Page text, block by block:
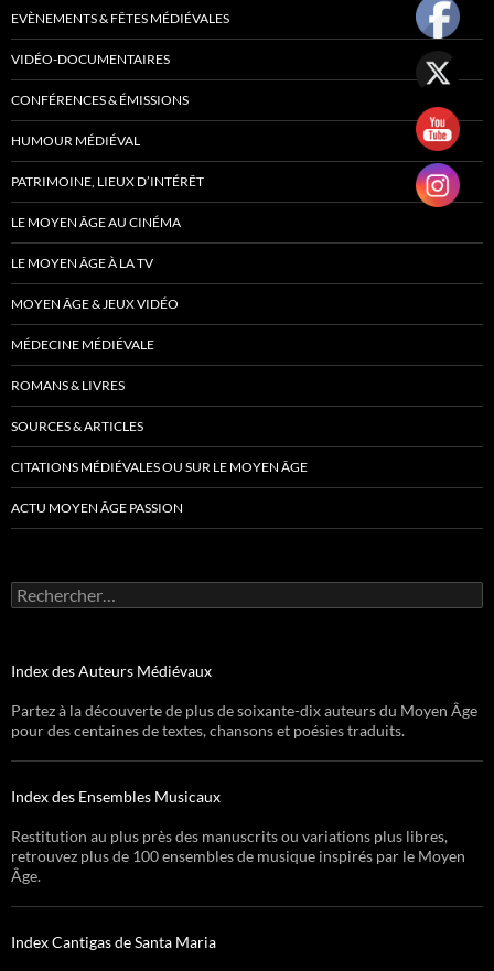
EVÈNEMENTS & FÊTES MÉDIÉVALES
VIDÉO-DOCUMENTAIRES
CONFÉRENCES & ÉMISSIONS
HUMOUR MÉDIÉVAL
PATRIMOINE, LIEUX D’INTÉRÊT
LE MOYEN ÂGE AU CINÉMA
LE MOYEN ÂGE À LA TV
MOYEN ÂGE & JEUX VIDÉO
MÉDECINE MÉDIÉVALE
ROMANS & LIVRES
SOURCES & ARTICLES
CITATIONS MÉDIÉVALES OU SUR LE MOYEN ÂGE
ACTU MOYEN ÂGE PASSION
Rechercher :
Index des Auteurs Médiévaux
Partez à la découverte de plus de soixante-dix auteurs du Moyen Âge
pour des centaines de textes, chansons et poésies traduits.
Index des Ensembles Musicaux
Restitution au plus près des manuscrits ou variations plus libres,
retrouvez plus de 100 ensembles de musique inspirés par le Moyen
Âge.
Index Cantigas de Santa Maria